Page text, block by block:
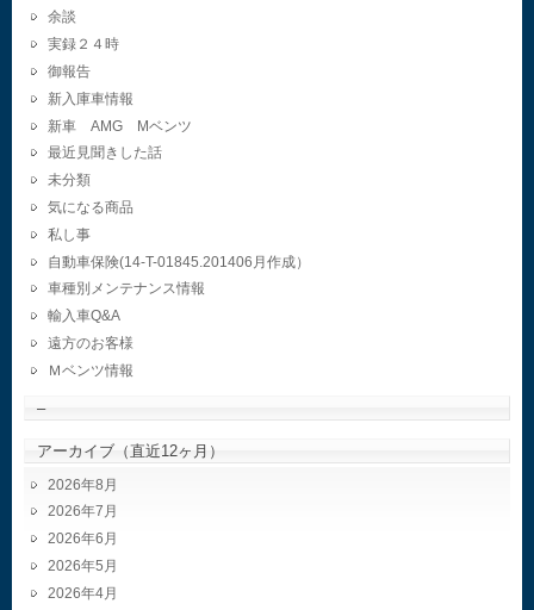
余談
実録２４時
御報告
新入庫車情報
新車 AMG Mベンツ
最近見聞きした話
未分類
気になる商品
私し事
自動車保険(14-T-01845.201406月作成）
車種別メンテナンス情報
輸入車Q&A
遠方のお客様
Ｍベンツ情報
–
アーカイブ（直近12ヶ月）
2026年8月
2026年7月
2026年6月
2026年5月
2026年4月